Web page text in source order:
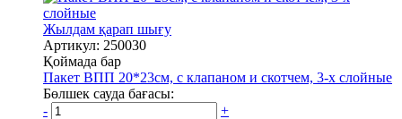
Жылдам қарап шығу
Артикул: 250030
Қоймада бар
Пакет ВПП 20*23см, с клапаном и скотчем, 3-х слойные
Бөлшек сауда бағасы:
-
+